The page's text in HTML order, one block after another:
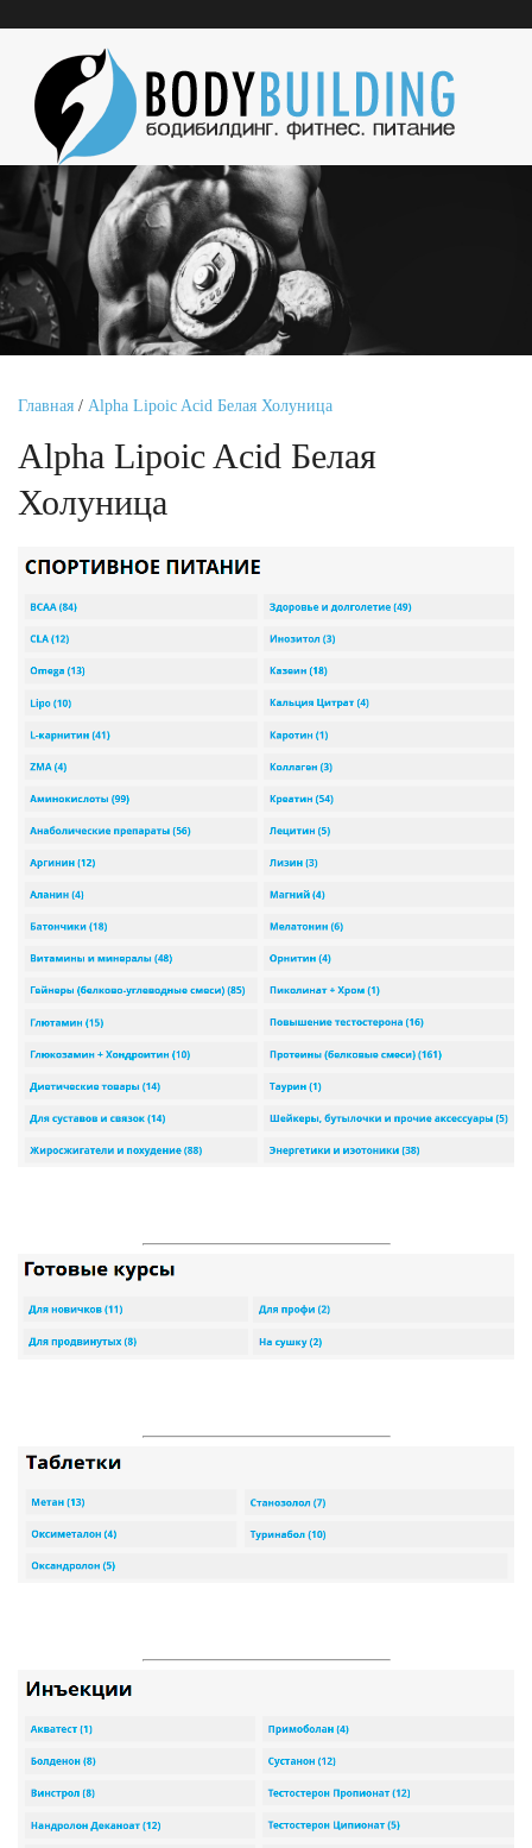
Главная / Alpha Lipoic Acid Белая Холуница
Alpha Lipoic Acid Белая
Холуница